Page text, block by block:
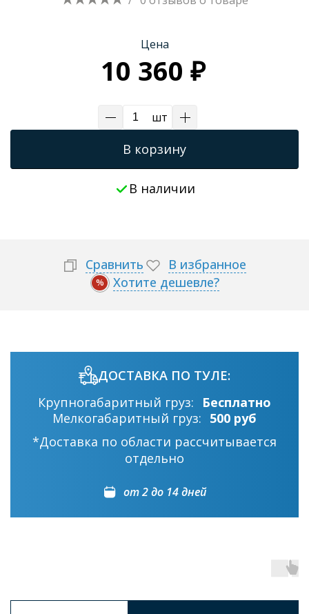
Трапы для душевых
Цена
10 360 ₽
шт
В корзину
В наличии
Сравнить В избранное
% Хотите дешевле?
ДОСТАВКА ПО ТУЛЕ:
Крупногабаритный груз:
Бесплатно
Мелкогабаритный груз: 500 руб
*Доставка по области рассчитывается
отдельно
от 2 до 14 дней